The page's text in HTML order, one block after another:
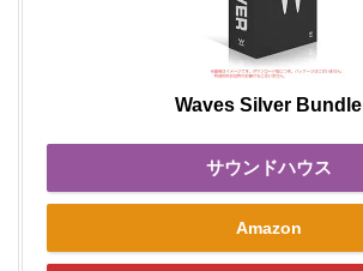
Waves Silver Bundle
サウンドハウス
Amazon